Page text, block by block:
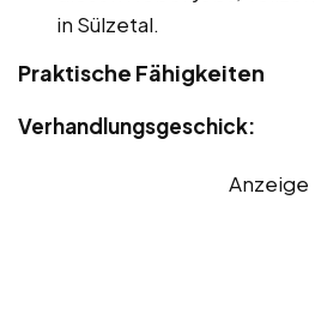
in Sülzetal.
Praktische Fähigkeiten
Verhandlungsgeschick:
Anzeige